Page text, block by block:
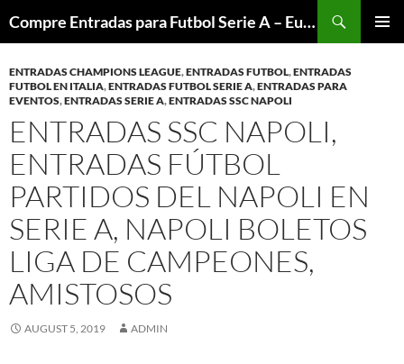
to
Compre Entradas para Futbol Serie A – Europa League – Premier League – Bundesliga
ENTRADAS CHAMPIONS LEAGUE,ENTRADAS FUTBOL,ENTRADAS
FUTBOL EN ITALIA,ENTRADAS FUTBOL SERIE A,ENTRADAS PARA
EVENTOS,ENTRADAS SERIE A,ENTRADAS SSC NAPOLI
ENTRADAS SSC NAPOLI,
ENTRADAS FÚTBOL
PARTIDOS DEL NAPOLI EN
SERIE A, NAPOLI BOLETOS
LIGA DE CAMPEONES,
AMISTOSOS
AUGUST 5, 2019 ADMIN